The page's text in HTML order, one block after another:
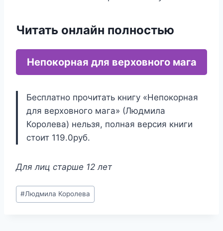
Читать онлайн полностью
Непокорная для верховного мага
Бесплатно прочитать книгу «Непокорная
для верховного мага» (Людмила
Королева) нельзя, полная версия книги
стоит 119.0руб.
Для лиц старше 12 лет
Метки
записи:
#Людмила Королева